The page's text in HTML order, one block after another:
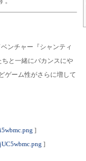
ンチャー『シャンティ
と一緒にバカンスにや
ゲーム性がさらに増して
]
]